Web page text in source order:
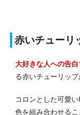
赤いチューリ
大好きな人への告白
る赤いチューリップ
コロンとした可愛
色を組み合わせる